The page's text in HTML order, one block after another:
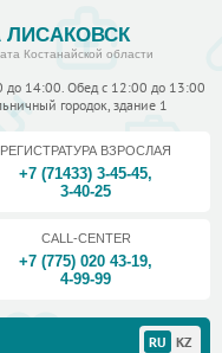
Костанайской области
14:00. Обед с 12:00 до 13:00
городок, здание 1
РЕГИСТРАТУРА ВЗРОСЛАЯ
+7 (71433) 3-45-45,
3-40-25
CALL-CENTER
+7 (775) 020 43-19,
4-99-99
RU KZ